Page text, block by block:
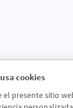
cookies
el presente sitio